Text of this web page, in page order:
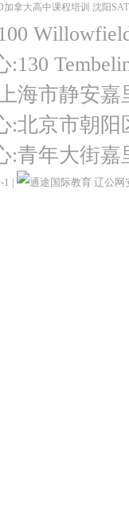
加拿大高中课程培训 沈阳
海市静安嘉
:北京市朝
:青年大街
1 | 辽公网